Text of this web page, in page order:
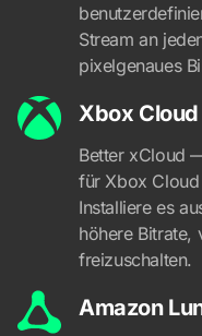
Stream an
pixelgenaues
Xbox
Better xCloud
für Xbox
Installiere es
höhere Bitrate,
freizuschalten.
Amazon